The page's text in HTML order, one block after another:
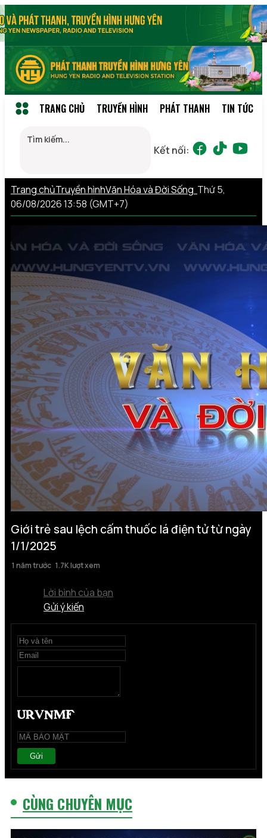
TRANG CHỦ TRUYỀN HÌNH PHÁT THANH TIN TỨC
Kết nối:
Trang chủTruyền hìnhVăn Hóa và Đời Sống Thứ 5,
06/08/2026 13:58 (GMT+7)
Giới trẻ sau lệch cấm thuốc lá điện tử từ ngày
1/1/2025
1 năm trước 1.7K lượt xem
Lời bình của bạn
Gửi ý kiến
Gửi
CÙNG CHUYÊN MỤC